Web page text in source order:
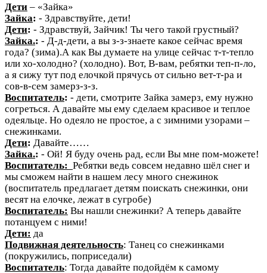
Дети – «Зайка»
Зайка: - Здравствуйте, дети!
Дети: - Здравствуй, Зайчик! Ты чего такой грустный?
Зайка.: - Д-д-дети, а вы з-з-знаете какое сейчас время
года? (зима).А как Вы думаете на улице сейчас т-т-тепло
или хо-холодно? (холодно). Вот, В-вам, ребятки теп-п-ло,
а я сижу тут под елочкой прячусь от сильно вет-т-ра и
сов-в-сем замерз-з-з.
Воспитатель: - дети, смотрите Зайка замерз, ему нужно
согреться. А давайте мы ему сделаем красивое и теплое
одеяльце. Но одеяло не простое, а с зимними узорами –
снежинками.
Дети: Давайте……
Зайка.: - Ой! Я буду очень рад, если Вы мне пом-можете!
Воспитатель: Ребятки ведь совсем недавно шёл снег и
мы сможем найти в нашем лесу много снежинок
(воспитатель предлагает детям поискать снежинки, они
весят на елочке, лежат в сугробе)
Воспитатель: Вы нашли снежинки? А теперь давайте
потанцуем с ними!
Дети: да
Подвижная деятельность: Танец со снежинками
(покружились, поприседали)
Воспитатель: Тогда давайте подойдём к самому